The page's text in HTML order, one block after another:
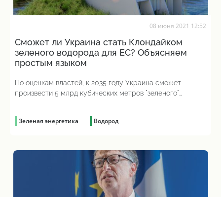
08 июня 2021 12:52
Сможет ли Украина стать Клондайком
зеленого водорода для ЕС? Объясняем
простым языком
По оценкам властей, к 2035 году Украина сможет
произвести 5 млрд кубических метров "зеленого"
Зеленая энергетика Водород